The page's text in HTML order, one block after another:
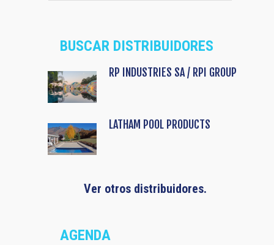
BUSCAR DISTRIBUIDORES
RP INDUSTRIES SA / RPI GROUP
LATHAM POOL PRODUCTS
Ver otros distribuidores.
AGENDA